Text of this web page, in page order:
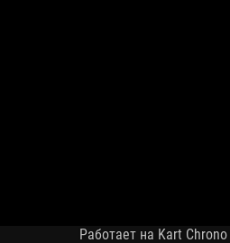
Работает на Kart Chrono